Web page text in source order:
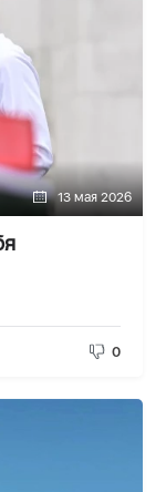
13 мая 2026
0